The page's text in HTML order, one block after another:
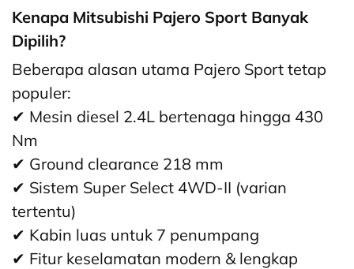
Kenapa Mitsubishi Pajero Sport Banyak
Dipilih?
Beberapa alasan utama Pajero Sport tetap
populer:
✔ Mesin diesel 2.4L bertenaga hingga 430
Nm
✔ Ground clearance 218 mm
✔ Sistem Super Select 4WD-II (varian
tertentu)
✔ Kabin luas untuk 7 penumpang
✔ Fitur keselamatan modern & lengkap